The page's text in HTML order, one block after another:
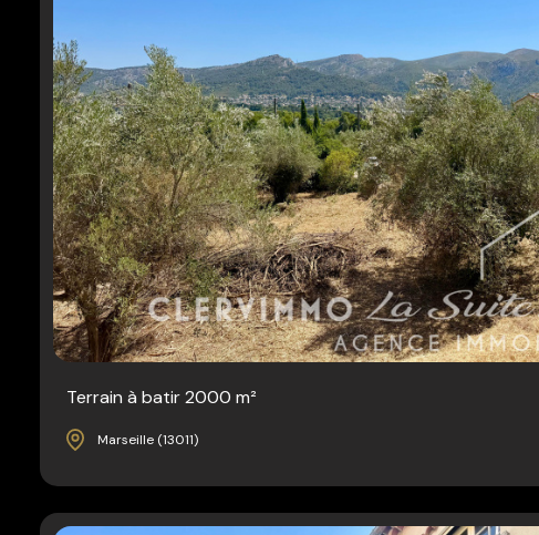
Terrain à batir 2000 m²
Marseille (13011)